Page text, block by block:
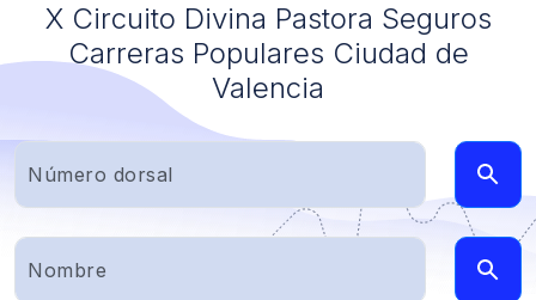
X Circuito Divina Pastora Seguros
Carreras Populares Ciudad de
Valencia